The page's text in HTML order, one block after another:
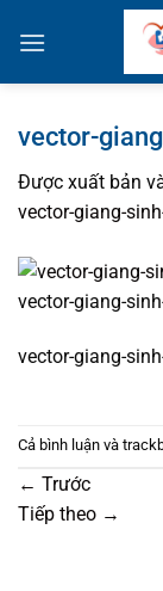
qua
vector-
Được xuất bản
vector-giang-
vector-giang-
vector-giang-
Cả bình luận và
← Trước
Tiếp theo →